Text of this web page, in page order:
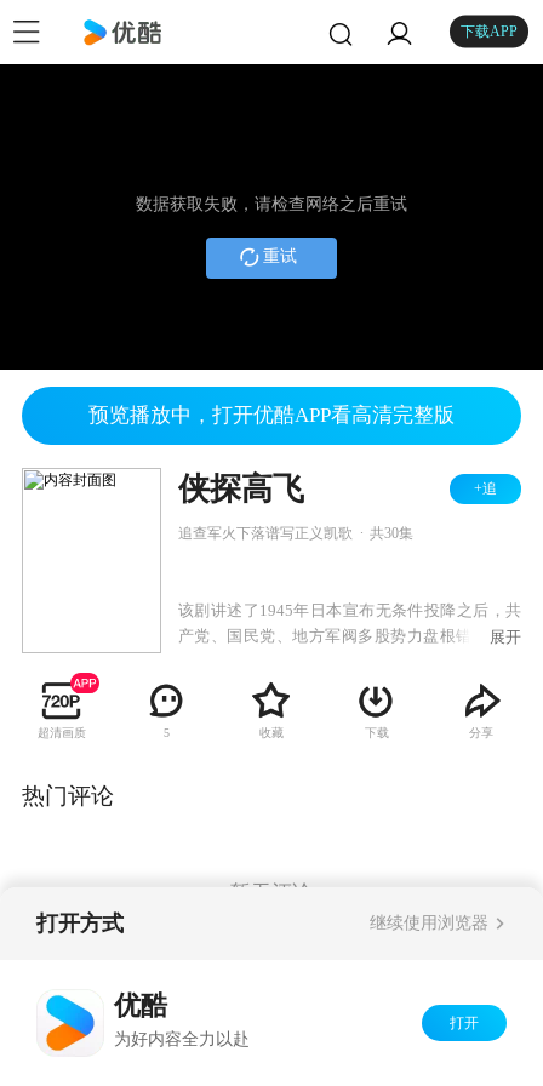
下载APP
数据获取失败，请检查网络之后重试
重试
预览播放中，打开优酷APP看高清完整版
侠探高飞 +追
追查军火下落谱写正义凯歌 共30集
该剧讲述了1945年日本宣布无条件投降之后，共
产党、国民党、地方军阀多股势力盘根错节，在
势力明争暗斗，利用各种手段展开输死争夺的故
事。
展开
超清画质 5 收藏 下载 分享
热门评论
暂无评论
打开方式 继续使用浏览器
优酷
为好内容全力以赴
打开